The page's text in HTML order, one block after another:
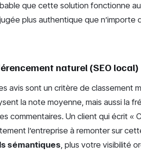
que cette solution fonctionne
plus authentique que n’importe
naturel (SEO local)
avis sont un critère de classement
la note moyenne, mais aussi la
commentaires. Un client qui écrit «
l’entreprise à remonter sur
sémantiques, plus votre visibilité